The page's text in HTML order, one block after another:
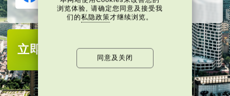
立即注册 成为当代中国会员
浏览体验, 请确定您同意及接受我
们的私隐政策才继续浏览。
同意及关闭